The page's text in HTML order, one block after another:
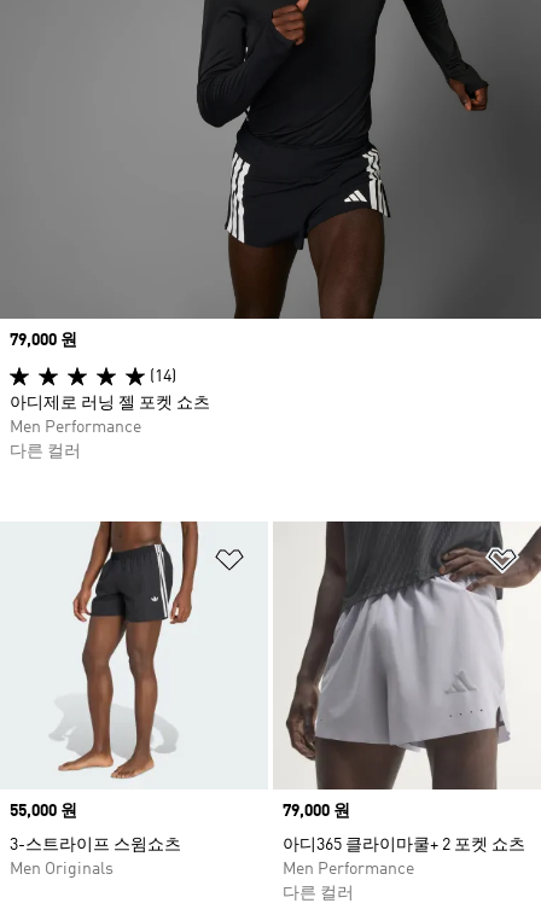
위시리스트 담기
Price
55,000 원
3-스트라이프 스윔쇼츠
Men Originals
Price
79,000 원
아디365 클라이마쿨+ 2 포켓 쇼츠
Men Performance
다른 컬러
Price
79,000 원
(14)
아디제로 러닝 젤 포켓 쇼츠
Men Performance
다른 컬러